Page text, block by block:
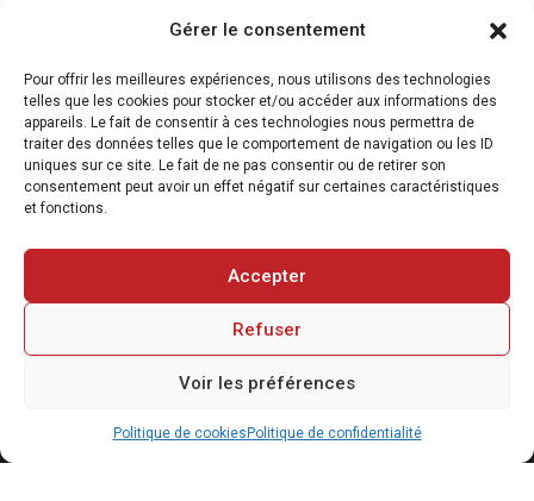
Gérer le consentement
Pour offrir les meilleures expériences, nous utilisons des technologies
telles que les cookies pour stocker et/ou accéder aux informations des
appareils. Le fait de consentir à ces technologies nous permettra de
traiter des données telles que le comportement de navigation ou les ID
uniques sur ce site. Le fait de ne pas consentir ou de retirer son
consentement peut avoir un effet négatif sur certaines caractéristiques
et fonctions.
Accepter
Refuser
Voir les préférences
Politique de cookies Politique de confidentialité
NOUS CONTACTER